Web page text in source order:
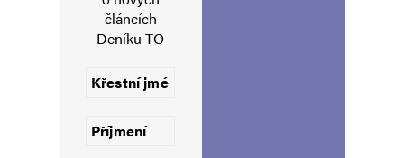
článcích
Deníku TO